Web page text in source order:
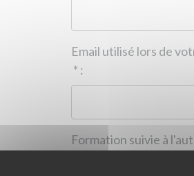
Email utilisé lors de
* :